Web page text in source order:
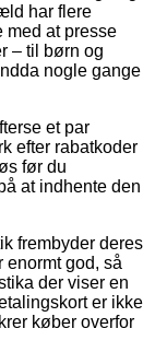
har flere
med at presse
– til børn og
nogle gange
et par
efter rabatkoder
før du
at indhente den
frembyder deres
enormt god, så
der viser en
er ikke
køber overfor